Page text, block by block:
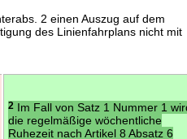
2 einen Auszug auf dem
des Linienfahrplans nicht mit
2 Im Fall von Satz 1 Nummer 1
die regelmäßige wöchentliche
Ruhezeit nach Artikel 8 Absatz 6